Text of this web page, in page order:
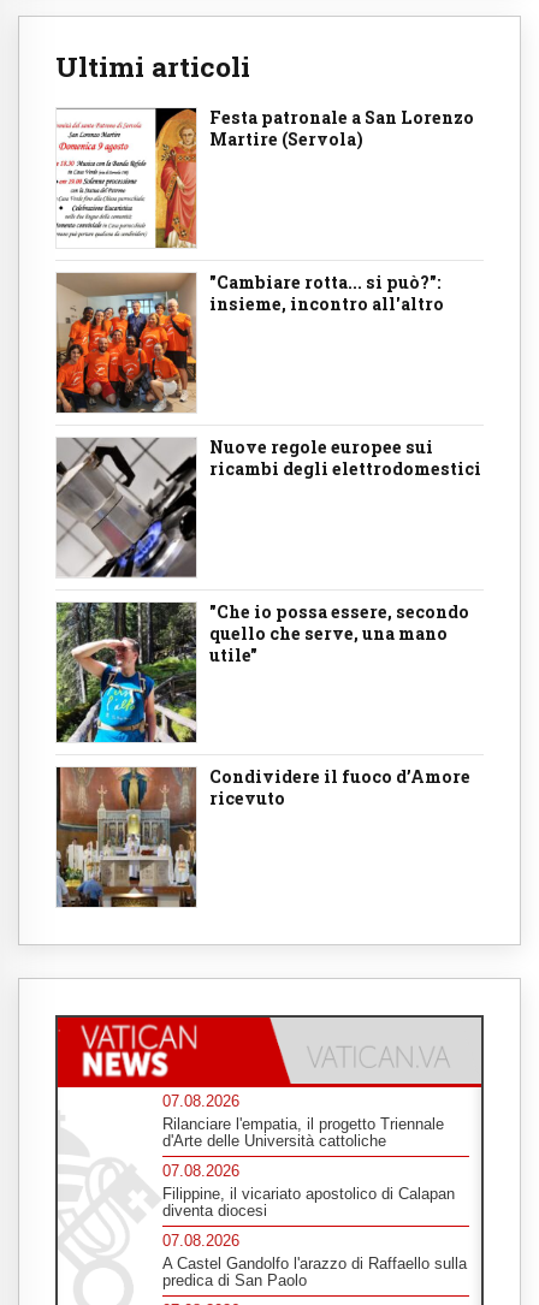
Ultimi articoli
Festa patronale a San Lorenzo
Martire (Servola)
"Cambiare rotta... si può?":
insieme, incontro all'altro
Nuove regole europee sui
ricambi degli elettrodomestici
"Che io possa essere, secondo
quello che serve, una mano
utile"
Condividere il fuoco d’Amore
ricevuto
07.08.2026
Rilanciare l'empatia, il progetto Triennale
d'Arte delle Università cattoliche
07.08.2026
Filippine, il vicariato apostolico di Calapan
diventa diocesi
07.08.2026
A Castel Gandolfo l'arazzo di Raffaello sulla
predica di San Paolo